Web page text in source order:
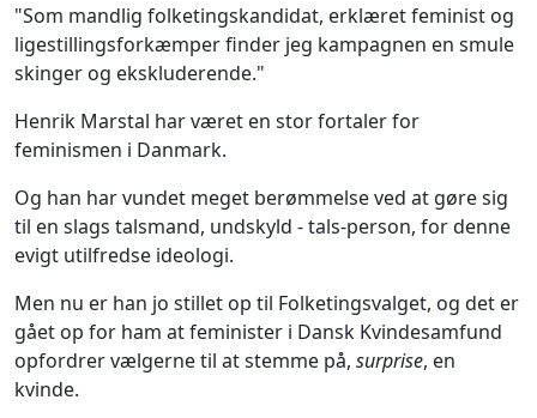
"Som mandlig folketingskandidat, erklæret feminist og
ligestillingsforkæmper finder jeg kampagnen en smule
skinger og ekskluderende."
Henrik Marstal har været en stor fortaler for
feminismen i Danmark.
Og han har vundet meget berømmelse ved at gøre sig
til en slags talsmand, undskyld - tals-person, for denne
evigt utilfredse ideologi.
Men nu er han jo stillet op til Folketingsvalget, og det er
gået op for ham at feminister i Dansk Kvindesamfund
opfordrer vælgerne til at stemme på, surprise, en
kvinde.